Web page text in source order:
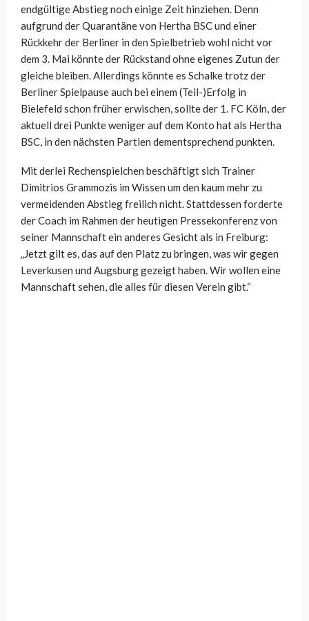
endgültige Abstieg noch einige Zeit hinziehen. Denn
aufgrund der Quarantäne von Hertha BSC und einer
Rückkehr der Berliner in den Spielbetrieb wohl nicht vor
dem 3. Mai könnte der Rückstand ohne eigenes Zutun der
gleiche bleiben. Allerdings könnte es Schalke trotz der
Berliner Spielpause auch bei einem (Teil-)Erfolg in
Bielefeld schon früher erwischen, sollte der 1. FC Köln, der
aktuell drei Punkte weniger auf dem Konto hat als Hertha
BSC, in den nächsten Partien dementsprechend punkten.
Mit derlei Rechenspielchen beschäftigt sich Trainer
Dimitrios Grammozis im Wissen um den kaum mehr zu
vermeidenden Abstieg freilich nicht. Stattdessen forderte
der Coach im Rahmen der heutigen Pressekonferenz von
seiner Mannschaft ein anderes Gesicht als in Freiburg:
„Jetzt gilt es, das auf den Platz zu bringen, was wir gegen
Leverkusen und Augsburg gezeigt haben. Wir wollen eine
Mannschaft sehen, die alles für diesen Verein gibt.“